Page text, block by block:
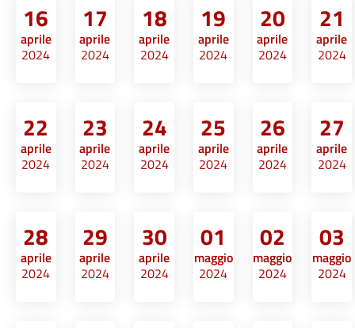
16
aprile
2024
17
aprile
2024
18
aprile
2024
19
aprile
2024
20
aprile
2024
21
aprile
2024
22
aprile
2024
23
aprile
2024
24
aprile
2024
25
aprile
2024
26
aprile
2024
27
aprile
2024
28
aprile
2024
29
aprile
2024
30
aprile
2024
01
maggio
2024
02
maggio
2024
03
maggio
2024